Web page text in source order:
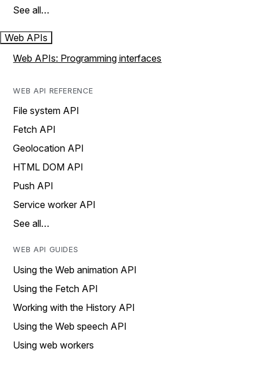
See all…
Web APIs
Web APIs: Programming interfaces
WEB API REFERENCE
File system API
Fetch API
Geolocation API
HTML DOM API
Push API
Service worker API
See all…
WEB API GUIDES
Using the Web animation API
Using the Fetch API
Working with the History API
Using the Web speech API
Using web workers